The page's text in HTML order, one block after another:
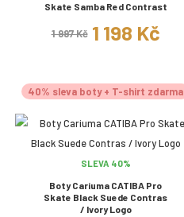
Skate Samba Red Contrast
1 997 Kč 1 198 Kč
40% sleva boty + T-shirt zdarma
SLEVA 40%
Boty Cariuma CATIBA Pro
Skate Black Suede Contras
/ Ivory Logo